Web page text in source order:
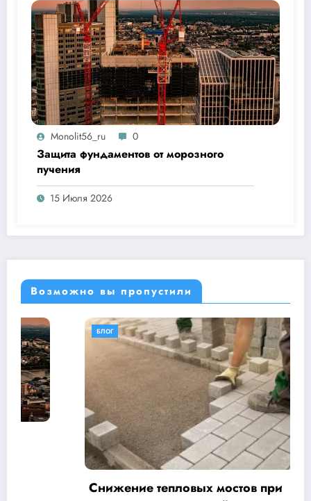
Monolit56_ru 0
Защита фундаментов от морозного
пучения
15 Июля 2026
Возможно вы пропустили
БЛОГ
Снижение тепловых мостов при